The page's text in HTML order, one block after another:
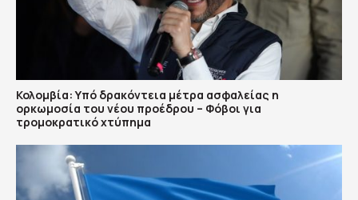
Κολομβία: Υπό δρακόντεια μέτρα ασφαλείας η
ορκωμοσία του νέου προέδρου – Φόβοι για
τρομοκρατικό χτύπημα